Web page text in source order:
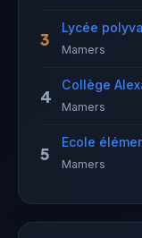
3
Lycée
Mamers
4
Collège
Mamers
5
Ecole
Mamers